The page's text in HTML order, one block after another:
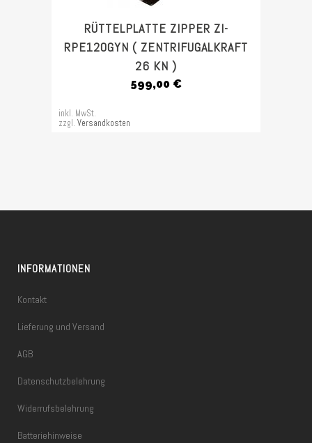
RÜTTELPLATTE ZIPPER ZI-
RPE120GYN ( ZENTRIFUGALKRAFT
26 KN )
599,00 €
inkl. MwSt.
zzgl. Versandkosten
INFORMATIONEN
Kontakt
Lieferung und Versand
AGB
Datenschutzbelehrung
Widerrufsbelehrung
Batteriehinweise